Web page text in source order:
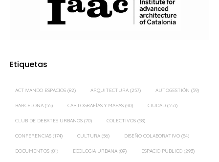
Etiquetas
ACTIVANDO ESPACIOS (82) ARQUITECTURA (257) AUTOGESTIÓN (59)
BARCELONA (55) CARTOGRAFÍAS Y MAPAS (90) CIUDAD (553)
CLUB DE DEBATES URBANOS (70) COLECTIVOS (58)
CONFERENCIAS (174) CULTURA (56) DISEÑO COLABORATIVO (84)
DOCUMENTOS (81) ECOLOGÍA URBANA (89) ESPACIO PÚBLICO (293)